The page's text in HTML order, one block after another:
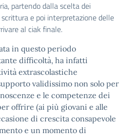
partendo dalla scelta dei
e poi interpretazione delle
al ciak finale.
in questo periodo
difficoltà, ha infatti
extrascolastiche
validissimo non solo per
e le competenze dei
offrire (ai più giovani e alle
di crescita consapevole
e un momento di